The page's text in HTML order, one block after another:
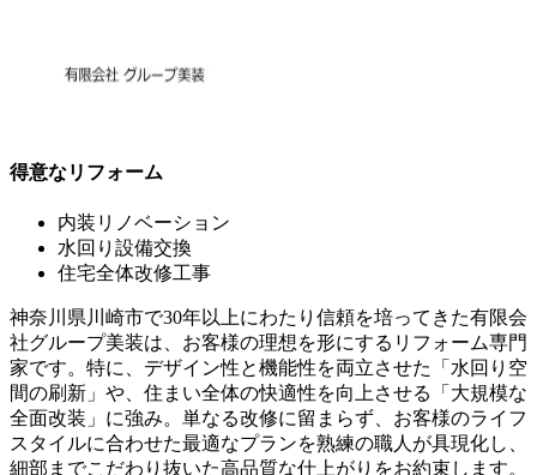
得意なリフォーム
内装リノベーション
水回り設備交換
住宅全体改修工事
神奈川県川崎市で30年以上にわたり信頼を培ってきた有限会
社グループ美装は、お客様の理想を形にするリフォーム専門
家です。特に、デザイン性と機能性を両立させた「水回り空
間の刷新」や、住まい全体の快適性を向上させる「大規模な
全面改装」に強み。単なる改修に留まらず、お客様のライフ
スタイルに合わせた最適なプランを熟練の職人が具現化し、
細部までこだわり抜いた高品質な仕上がりをお約束します。